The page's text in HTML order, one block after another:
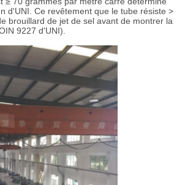
d'UNI. Ce revêtement que le tube résiste >
brouillard de jet de sel avant de montrer la
9227 d'UNI).